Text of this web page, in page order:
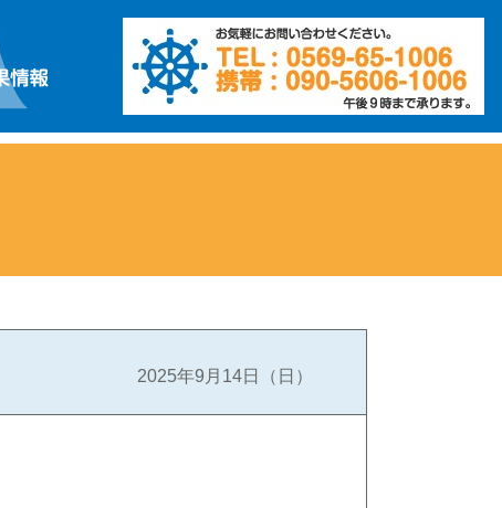
2025年9月14日（日）